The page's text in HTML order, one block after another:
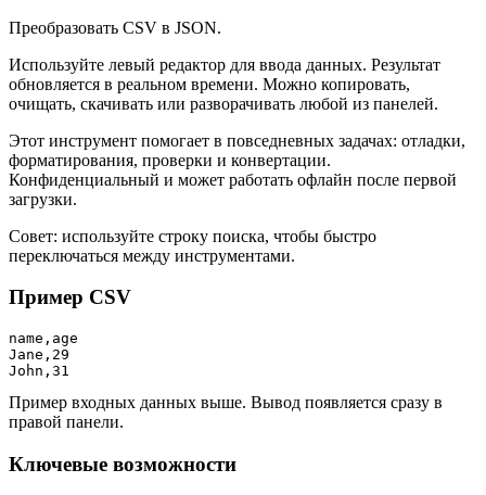
Преобразовать CSV в JSON.
Используйте левый редактор для ввода данных. Результат
обновляется в реальном времени. Можно копировать,
очищать, скачивать или разворачивать любой из панелей.
Этот инструмент помогает в повседневных задачах: отладки,
форматирования, проверки и конвертации.
Конфиденциальный и может работать офлайн после первой
загрузки.
Совет: используйте строку поиска, чтобы быстро
переключаться между инструментами.
Пример CSV
name,age
Jane,29
John,31
Пример входных данных выше. Вывод появляется сразу в
правой панели.
Ключевые возможности